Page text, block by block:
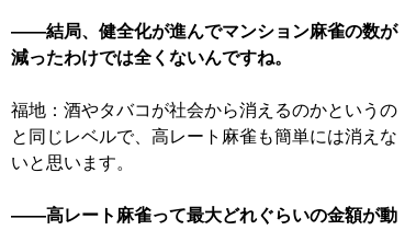
——結局、健全化が進んでマンション麻雀の数が
減ったわけでは全くないんですね。
福地：酒やタバコが社会から消えるのかというの
と同じレベルで、高レート麻雀も簡単には消えな
いと思います。
——高レート麻雀って最大どれぐらいの金額が動